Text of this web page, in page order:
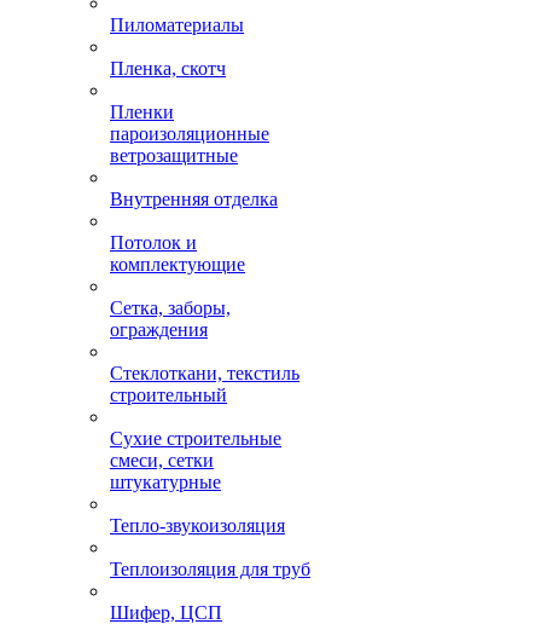
Пиломатериалы
Пленка, скотч
Пленки
пароизоляционные
ветрозащитные
Внутренняя отделка
Потолок и
комплектующие
Сетка, заборы,
ограждения
Стеклоткани, текстиль
строительный
Сухие строительные
смеси, сетки
штукатурные
Тепло-звукоизоляция
Теплоизоляция для труб
Шифер, ЦСП